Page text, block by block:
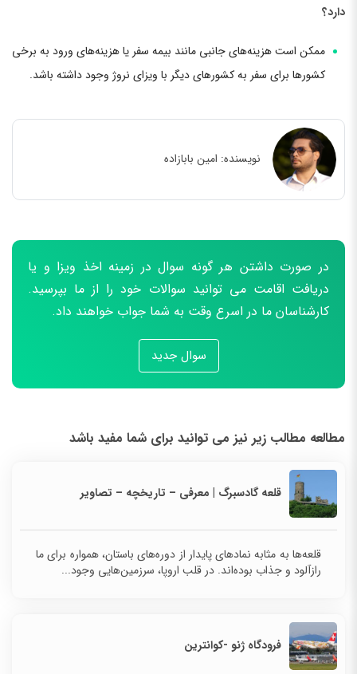
دارد؟
ممکن است هزینه‌های جانبی مانند بیمه سفر یا هزینه‌های ورود به برخی
کشورها برای سفر به کشورهای دیگر با ویزای نروژ وجود داشته باشد.
نویسنده: امین بابازاده
در صورت داشتن هر گونه سوال در زمینه اخذ ویزا و یا
دریافت اقامت می توانید سوالات خود را از ما بپرسید.
کارشناسان ما در اسرع وقت به شما جواب خواهند داد.
سوال جدید
مطالعه مطالب زیر نیز می توانید برای شما مفید باشد
قلعه گادسبرگ | معرفی – تاریخچه – تصاویر
قلعه‌ها به مثابه نمادهای پایدار از دوره‌های باستان، همواره برای ما
رازآلود و جذاب بوده‌اند. در قلب اروپا، سرزمین‌هایی وجود...
فرودگاه ژنو -کوانترین